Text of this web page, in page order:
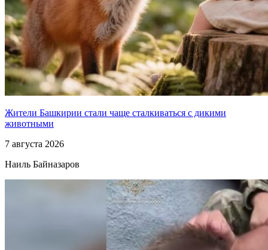
Жители Башкирии стали чаще сталкиваться с дикими
животными
7 августа 2026
Наиль Байназаров